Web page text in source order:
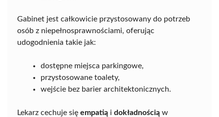
Gabinet jest całkowicie przystosowany do potrzeb
osób z niepełnosprawnościami, oferując
udogodnienia takie jak:
dostępne miejsca parkingowe,
przystosowane toalety,
wejście bez barier architektonicznych.
Lekarz cechuje się empatią i dokładnością w